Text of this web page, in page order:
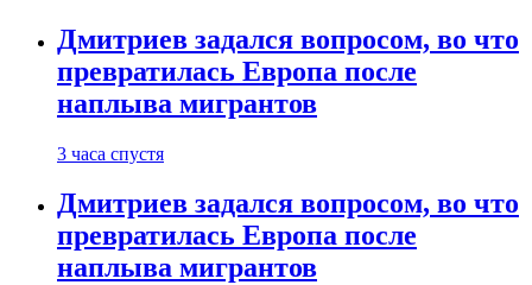
Дмитриев задался вопросом, во что
превратилась Европа после
наплыва мигрантов
3 часа спустя
Дмитриев задался вопросом, во что
превратилась Европа после
наплыва мигрантов